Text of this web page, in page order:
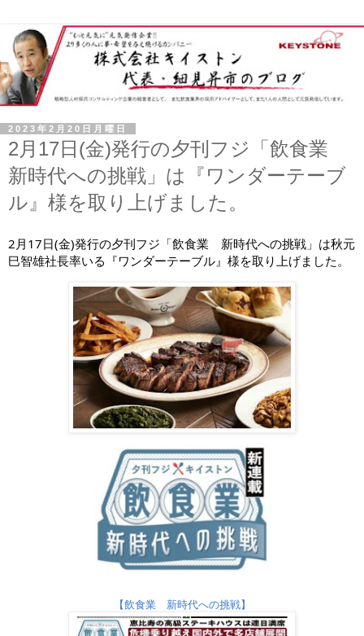
2023年2月20日月曜日
2月17日(金)発行の夕刊フジ「飲食業
新時代への挑戦」は『ワンダーテーブ
ル』様を取り上げました。
2月17日(金)発行の夕刊フジ「飲食業 新時代への挑戦」は秋元
巳智雄社長率いる 『ワンダーテーブル』 様を取り上げました。
【飲食業 新時代への挑戦】